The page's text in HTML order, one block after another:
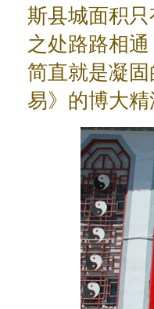
斯县城面积
之处路路相
简直就是凝
易》的博大